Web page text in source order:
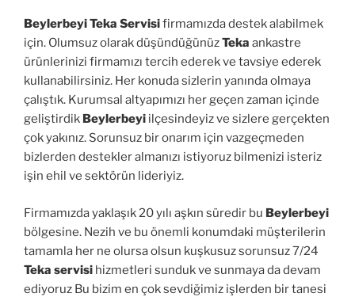
Beylerbeyi Teka Servisifirmamızda destek alabilmek
için. Olumsuz olarak düşündüğünüzTeka ankastre
ürünlerinizi firmamızı tercih ederek ve tavsiye ederek
kullanabilirsiniz. Her konuda sizlerin yanında olmaya
çalıştık. Kurumsal altyapımızı her geçen zaman içinde
geliştirdik Beylerbeyi ilçesindeyiz ve sizlere gerçekten
çok yakınız. Sorunsuz bir onarım için vazgeçmeden
bizlerden destekler almanızı istiyoruz bilmenizi isteriz
işin ehil ve sektörün lideriyiz.
Firmamızda yaklaşık 20 yılı aşkın süredir bu Beylerbeyi
bölgesine. Nezih ve bu önemli konumdaki müşterilerin
tamamla her ne olursa olsun kuşkusuz sorunsuz 7/24
Teka servisi hizmetleri sunduk ve sunmaya da devam
ediyoruz Bu bizim en çok sevdiğimiz işlerden bir tanesi